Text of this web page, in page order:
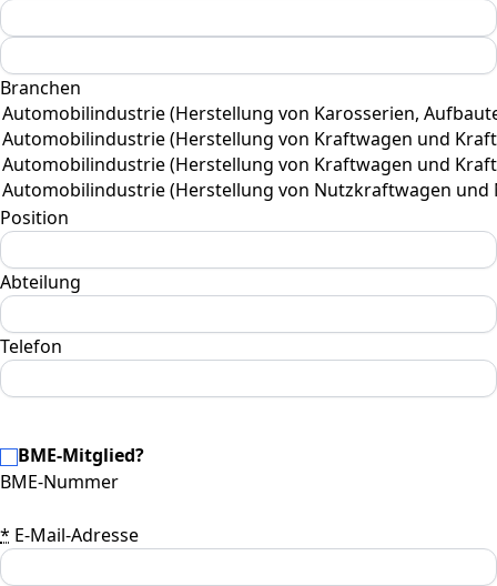
Branchen
Position
Abteilung
Telefon
BME-Mitglied?
BME-Nummer
* E-Mail-Adresse